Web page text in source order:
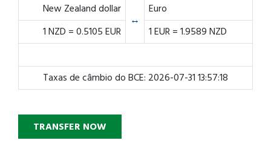
New Zealand dollar
↔
Euro
1 NZD = 0.5105 EUR
1 EUR = 1.9589 NZD
Taxas de câmbio do BCE: 2026-07-31 13:57:18
TRANSFER NOW